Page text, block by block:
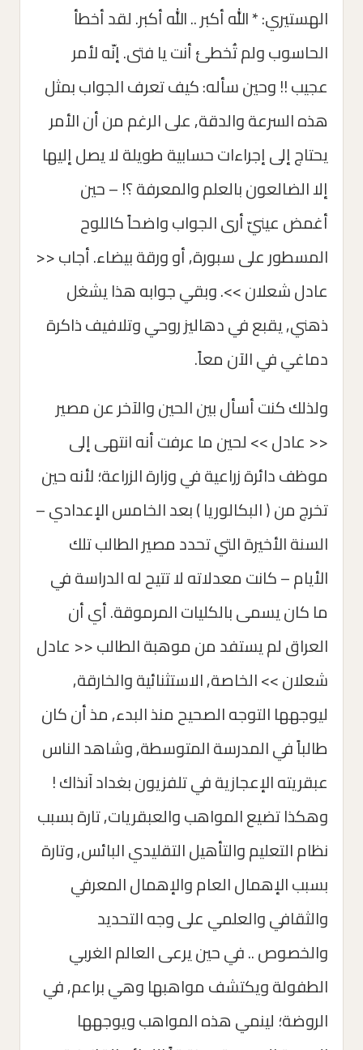
الهستيري: * الله أكبر .. الله أكبر. لقد أخطأ
الحاسوب ولم تُخطئ أنت يا فتى. إنّه لأمر
عجيب !! وحين سأله: كيف تعرف الجواب بمثل
هذه السرعة والدقة, على الرغم من أن الأمر
يحتاج إلى إجراءات حسابية طويلة لا يصل إليها
إلا الضالعون بالعلم والمعرفة ؟! – حين
أغمض عينيّ أرى الجواب واضحاً كاللوح
المسطور على سبورة, أو ورقة بيضاء. أجاب <<
عادل شعلان >>. وبقي جوابه هذا يشغل
ذهني, يقبع في دهاليز روحي وتلافيف ذاكرة
دماغي في الآن معاً.
ولذلك كنت أسأل بين الحين والآخر عن مصير
<< عادل >> لحين ما عرفت أنه انتهى إلى
موظف دائرة زراعية في وزارة الزراعة؛ لأنه حين
تخرج من ( البكالوريا ) بعد الخامس الإعدادي –
السنة الأخيرة التي تحدد مصير الطالب تلك
الأيام – كانت معدلاته لا تتيح له الدراسة في
ما كان يسمى بالكليات المرموقة. أي أن
العراق لم يستفد من موهبة الطالب << عادل
شعلان >> الخاصة, الاستثنائية والخارقة,
ليوجهها التوجه الصحيح منذ البدء, مذ أن كان
طالباً في المدرسة المتوسطة, وشاهد الناس
عبقريته الإعجازية في تلفزيون بغداد آنذاك !
وهكذا تضيع المواهب والعبقريات, تارة بسبب
نظام التعليم والتأهيل التقليدي البائس, وتارة
بسبب الإهمال العام والإهمال المعرفي
والثقافي والعلمي على وجه التحديد
والخصوص .. في حين يرعى العالم الغربي
الطفولة ويكتشف مواهبها وهي براعم, في
الروضة؛ لينمي هذه المواهب ويوجهها